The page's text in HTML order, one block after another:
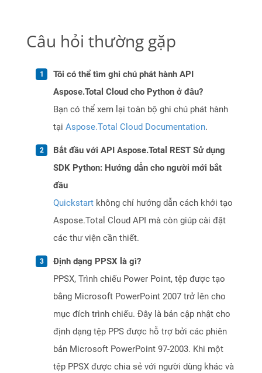
Câu hỏi thường gặp
Tôi có thể tìm ghi chú phát hành API
Aspose.Total Cloud cho Python ở đâu?
Bạn có thể xem lại toàn bộ ghi chú phát hành
tại Aspose.Total Cloud Documentation.
Bắt đầu với API Aspose.Total REST Sử dụng
SDK Python: Hướng dẫn cho người mới bắt
đầu
Quickstart không chỉ hướng dẫn cách khởi tạo
Aspose.Total Cloud API mà còn giúp cài đặt
các thư viện cần thiết.
Định dạng PPSX là gì?
PPSX, Trình chiếu Power Point, tệp được tạo
bằng Microsoft PowerPoint 2007 trở lên cho
mục đích trình chiếu. Đây là bản cập nhật cho
định dạng tệp PPS được hỗ trợ bởi các phiên
bản Microsoft PowerPoint 97-2003. Khi một
tệp PPSX được chia sẻ với người dùng khác và